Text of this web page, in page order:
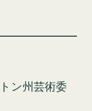
ン州芸術委